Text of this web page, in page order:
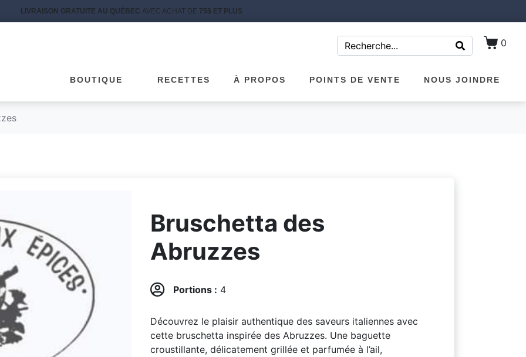
LIVRAISON GRATUITE AU QUÉBEC AVEC ACHAT DE 75$ ET PLUS
0
BOUTIQUE RECETTES À PROPOS POINTS DE VENTE NOUS JOINDRE
Bruschetta des
Abruzzes
Portions : 4
Découvrez le plaisir authentique des saveurs italiennes avec
cette bruschetta inspirée des Abruzzes. Une baguette
croustillante, délicatement grillée et parfumée à l’ail,